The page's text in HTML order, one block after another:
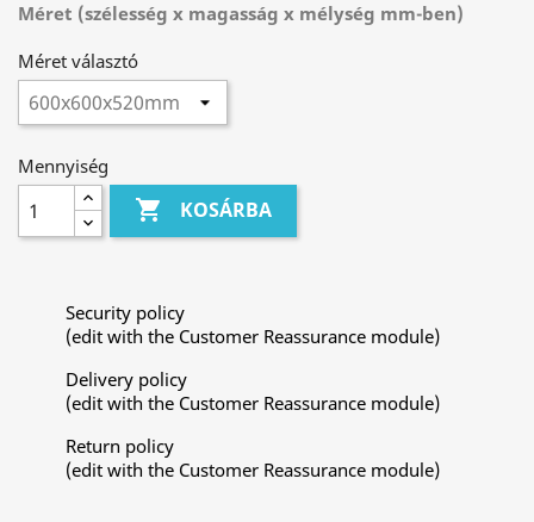
Méret (szélesség x magasság x mélység mm-ben)
Méret választó
Mennyiség
 KOSÁRBA
Security policy
(edit with the Customer Reassurance module)
Delivery policy
(edit with the Customer Reassurance module)
Return policy
(edit with the Customer Reassurance module)